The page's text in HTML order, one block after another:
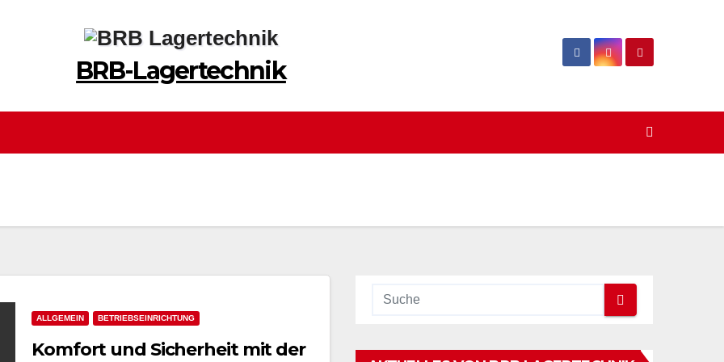
BRB-Lagertechnik
ALLGEMEIN BETRIEBSEINRICHTUNG
Komfort und Sicherheit mit der